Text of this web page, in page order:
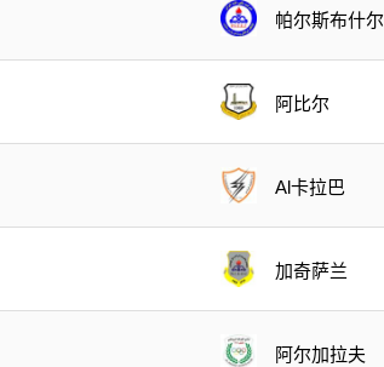
帕尔斯布什尔
阿比尔
Al卡拉巴
加奇萨兰
阿尔加拉夫